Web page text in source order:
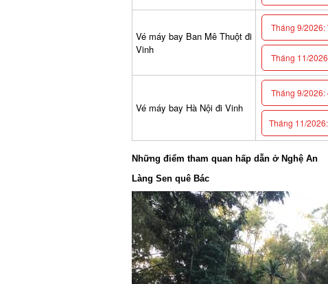
Vé máy bay Ban Mê Thuột đi
Vinh
Tháng 9/2026:
Tháng 11/2026:
Vé máy bay Hà Nội đi Vinh
Tháng 9/2026:
Tháng 11/2026:
Những điểm tham quan hấp dẫn ở Nghệ An
Làng Sen quê Bác